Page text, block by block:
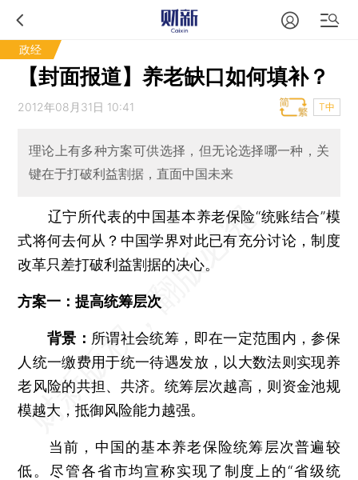
政经
【封面报道】养老缺口如何填补？
2012年08月31日 10:41 T中
理论上有多种方案可供选择，但无论选择哪一种，关
键在于打破利益割据，直面中国未来
辽宁所代表的中国基本养老保险“统账结合”模
式将何去何从？中国学界对此已有充分讨论，制度
改革只差打破利益割据的决心。
方案一：提高统筹层次
背景： 所谓社会统筹，即在一定范围内，参保
人统一缴费用于统一待遇发放，以大数法则实现养
老风险的共担、共济。统筹层次越高，则资金池规
模越大，抵御风险能力越强。
当前，中国的基本养老保险统筹层次普遍较
低。尽管各省市均宣称实现了制度上的“省级统